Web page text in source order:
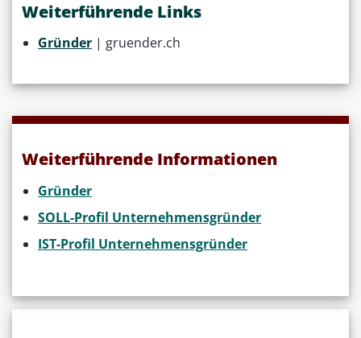
Weiterführende Links
Gründer | gruender.ch
Weiterführende Informationen
Gründer
SOLL-Profil Unternehmensgründer
IST-Profil Unternehmensgründer